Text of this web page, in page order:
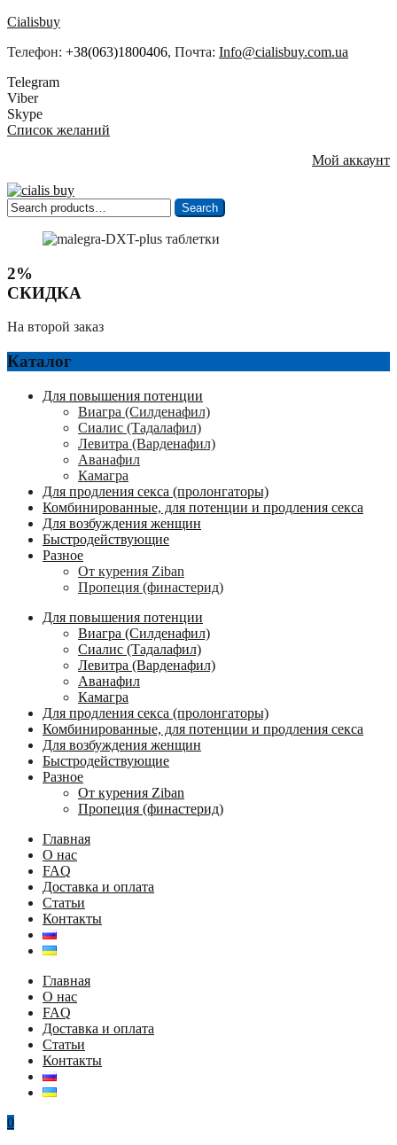
Cialisbuy
Телефон: +38(063)1800406, Почта: Info@cialisbuy.com.ua
Telegram
Viber
Skype
Список желаний
Мой аккаунт
Search
for:
Search
2%
СКИДКА
На второй заказ
Каталог
Для повышения потенции
Виагра (Силденафил)
Сиалис (Тадалафил)
Левитра (Варденафил)
Аванафил
Камагра
Для продления секса (пролонгаторы)
Комбинированные, для потенции и продления секса
Для возбуждения женщин
Быстродействующие
Разное
От курения Ziban
Пропеция (финастерид)
Для повышения потенции
Виагра (Силденафил)
Сиалис (Тадалафил)
Левитра (Варденафил)
Аванафил
Камагра
Для продления секса (пролонгаторы)
Комбинированные, для потенции и продления секса
Для возбуждения женщин
Быстродействующие
Разное
От курения Ziban
Пропеция (финастерид)
Главная
О нас
FAQ
Доставка и оплата
Статьи
Контакты
Главная
О нас
FAQ
Доставка и оплата
Статьи
Контакты
0